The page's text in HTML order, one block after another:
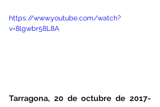
https://www.youtube.com/watch?
v=8lgwbr58L8A
Tarragona, 20 de octubre de 2017-